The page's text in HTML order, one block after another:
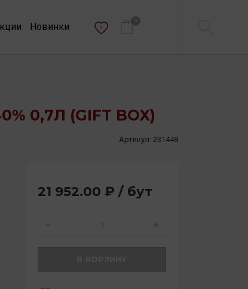
Новинки 0
0,7Л (GIFT BOX)
Артикул: 231448
21 952.00 ₽ / бут